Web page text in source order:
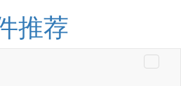
推荐